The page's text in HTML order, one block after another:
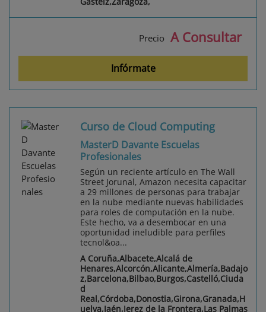
Precio A Consultar
Infórmate
Curso de Cloud Computing
MasterD Davante Escuelas
Profesionales
Según un reciente artículo en The Wall
Street Jorunal, Amazon necesita capacitar
a 29 millones de personas para trabajar
en la nube mediante nuevas habilidades
para roles de computación en la nube.
Este hecho, va a desembocar en una
oportunidad ineludible para perfiles
tecnol&oa...
A Coruña,Albacete,Alcalá de
Henares,Alcorcón,Alicante,Almería,Badajo
z,Barcelona,Bilbao,Burgos,Castelló,Ciuda
d
Real,Córdoba,Donostia,Girona,Granada,H
uelva,Jaén,Jerez de la Frontera,Las Palmas